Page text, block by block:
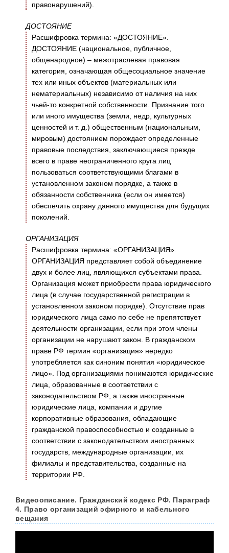
правонарушений).
ДОСТОЯНИЕ
Расшифровка термина: «ДОСТОЯНИЕ».
ДОСТОЯНИЕ (национальное, публичное,
общенародное) – межотраслевая правовая
категория, означающая общесоциальное значение
тех или иных объектов (материальных или
нематериальных) независимо от наличия на них
чьей-то конкретной собственности. Признание того
или иного имущества (земли, недр, культурных
ценностей и т. д.) общественным (национальным,
мировым) достоянием порождает определенные
правовые последствия, заключающиеся прежде
всего в праве неограниченного круга лиц
пользоваться соответствующими благами в
установленном законом порядке, а также в
обязанности собственника (если он имеется)
обеспечить охрану данного имущества для будущих
поколений.
ОРГАНИЗАЦИЯ
Расшифровка термина: «ОРГАНИЗАЦИЯ».
ОРГАНИЗАЦИЯ представляет собой объединение
двух и более лиц, являющихся субъектами права.
Организация может приобрести права юридического
лица (в случае государственной регистрации в
установленном законом порядке). Отсутствие прав
юридического лица само по себе не препятствует
деятельности организации, если при этом члены
организации не нарушают закон. В гражданском
праве РФ термин «организация» нередко
употребляется как синоним понятия «юридическое
лицо». Под организациями понимаются юридические
лица, образованные в соответствии с
законодательством РФ, а также иностранные
юридические лица, компании и другие
корпоративные образования, обладающие
гражданской правоспособностью и созданные в
соответствии с законодательством иностранных
государств, международные организации, их
филиалы и представительства, созданные на
территории РФ.
Видеоописание. Гражданский кодекс РФ. Параграф
4. Право организаций эфирного и кабельного
вещания